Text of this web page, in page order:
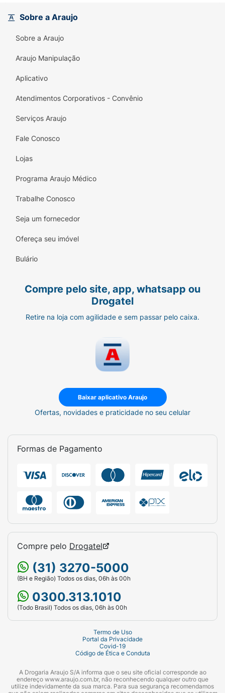
Sobre a Araujo
Sobre a Araujo
Araujo Manipulação
Aplicativo
Atendimentos Corporativos - Convênio
Serviços Araujo
Fale Conosco
Lojas
Programa Araujo Médico
Trabalhe Conosco
Seja um fornecedor
Ofereça seu imóvel
Bulário
Compre pelo site, app, whatsapp ou
Drogatel
Retire na loja com agilidade e sem passar pelo caixa.
Baixar aplicativo Araujo
Ofertas, novidades e praticidade no seu celular
Formas de Pagamento
Compre pelo Drogatel
(31) 3270-5000
(BH e Região) Todos os dias, 06h às 00h
0300.313.1010
(Todo Brasil) Todos os dias, 06h às 00h
Termo de Uso
Portal da Privacidade
Covid-19
Código de Ética e Conduta
A Drogaria Araujo S/A informa que o seu site oficial corresponde ao
endereço www.araujo.com.br, não reconhecendo qualquer outro que
utilize indevidamente da sua marca. Para sua segurança recomendamos